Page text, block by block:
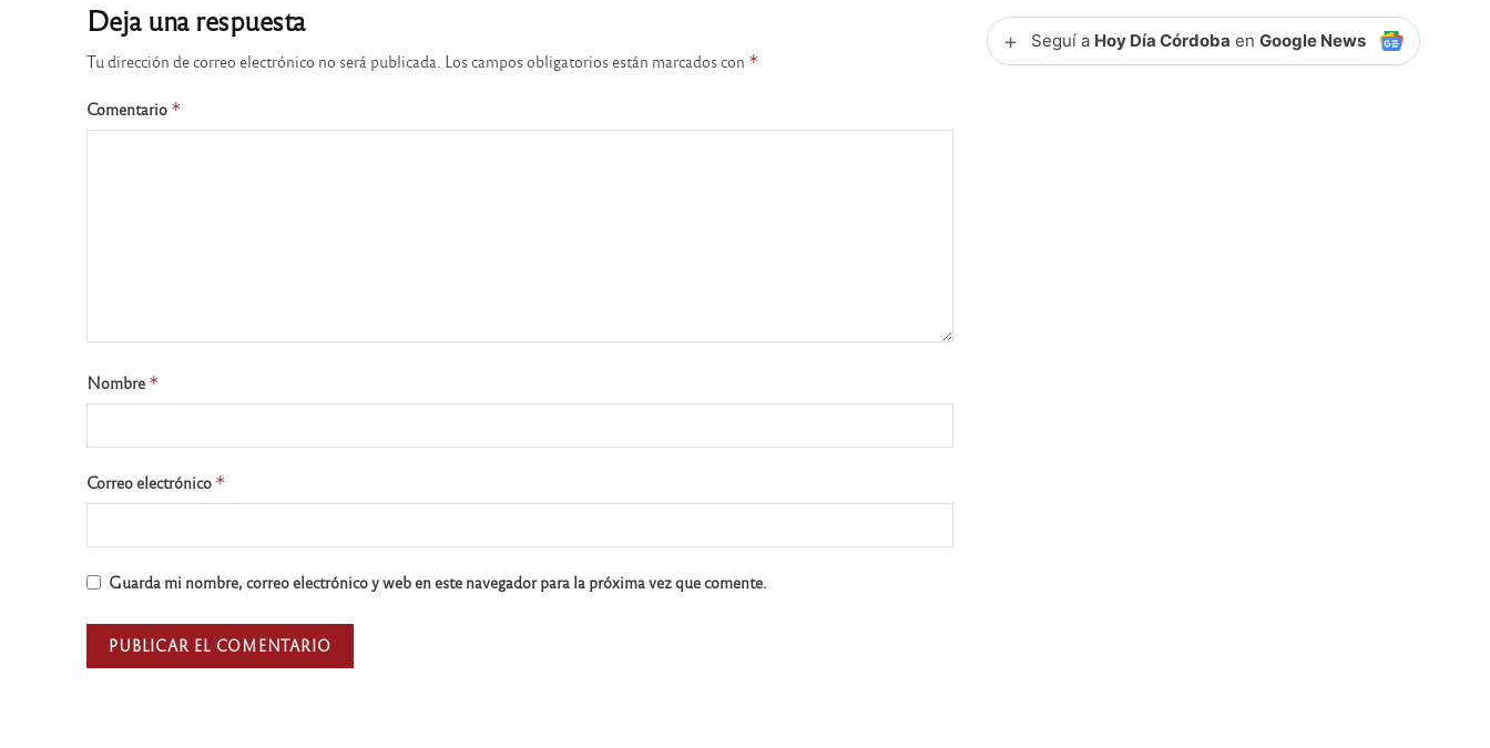
Deja una respuesta
Tu dirección de correo electrónico no será publicada. Los campos obligatorios están marcados con *
Comentario *
Nombre *
Correo electrónico *
Guarda mi nombre, correo electrónico y web en este navegador para la próxima vez que comente.
+ Seguí a Hoy Día Córdoba enGoogle News